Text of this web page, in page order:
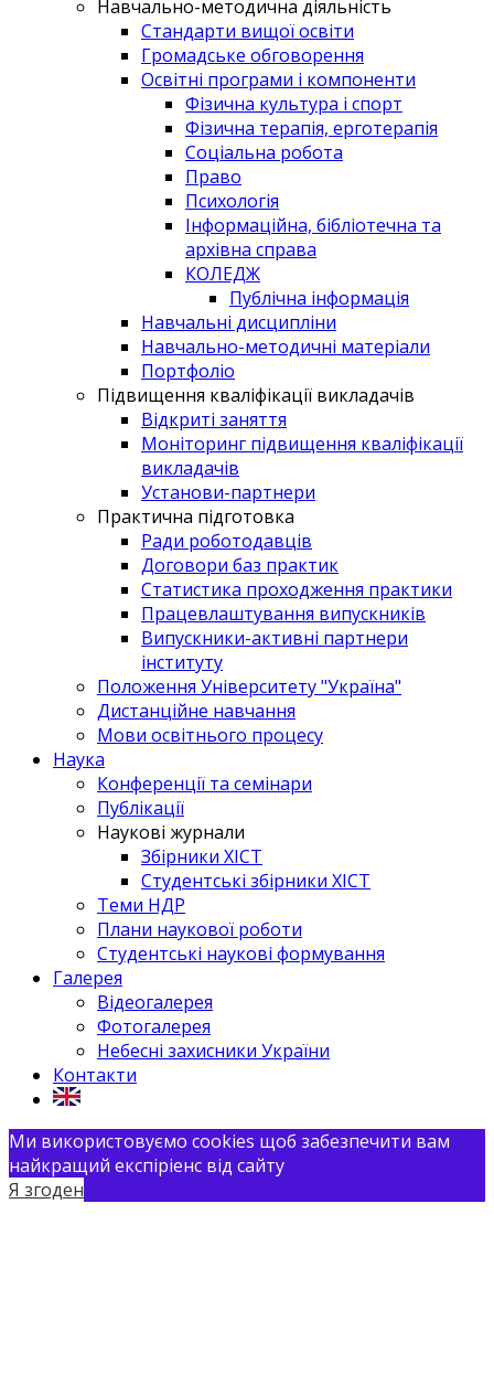
Навчально-методична діяльність
Стандарти вищої освіти
Громадське обговорення
Освітні програми і компоненти
Фізична культура і спорт
Фізична терапія, ерготерапія
Соціальна робота
Право
Психологія
Інформаційна, бібліотечна та
архівна справа
КОЛЕДЖ
Публічна інформація
Навчальні дисципліни
Навчально-методичні матеріали
Портфоліо
Підвищення кваліфікації викладачів
Відкриті заняття
Моніторинг підвищення кваліфікації
викладачів
Установи-партнери
Практична підготовка
Ради роботодавців
Договори баз практик
Статистика проходження практики
Працевлаштування випускників
Випускники-активні партнери
інституту
Положення Університету "Україна"
Дистанційне навчання
Мови освітнього процесу
Наука
Конференції та семінари
Публікації
Наукові журнали
Збірники ХІСТ
Студентські збірники ХІСТ
Теми НДР
Плани наукової роботи
Студентські наукові формування
Галерея
Відеогалерея
Фотогалерея
Небесні захисники України
Контакти
Ми використовуємо cookies щоб забезпечити вам
найкращий експіріенс від сайту
Я згоден